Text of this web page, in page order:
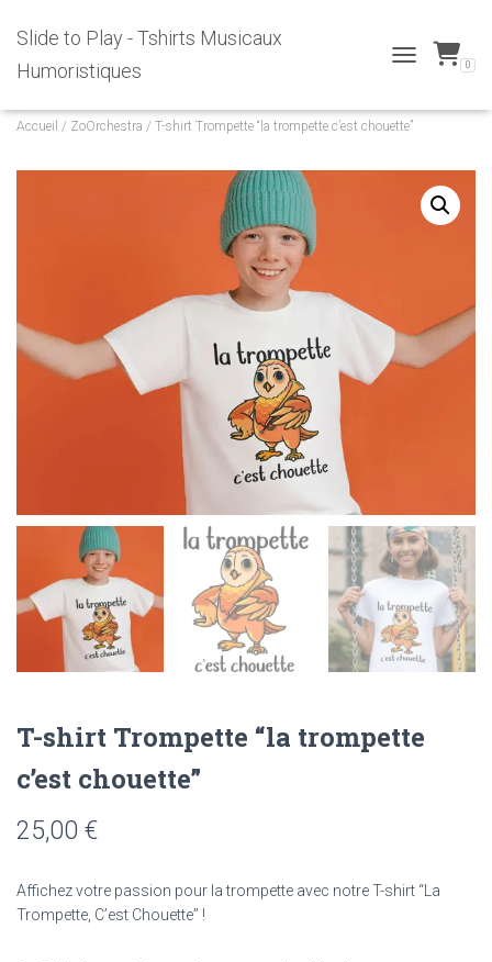
Slide to Play - Tshirts Musicaux
Humoristiques
G
G
O
0
Accueil / ZoOrchestra / T-shirt Trompette “la trompette c’est chouette”
T-shirt Trompette “la trompette
c’est chouette”
25,00 €
Affichez votre passion pour la trompette avec notre T-shirt “La
Trompette, C’est Chouette” !